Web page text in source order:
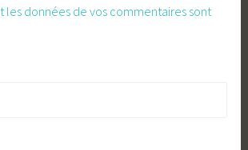
les données de vos commentaires sont